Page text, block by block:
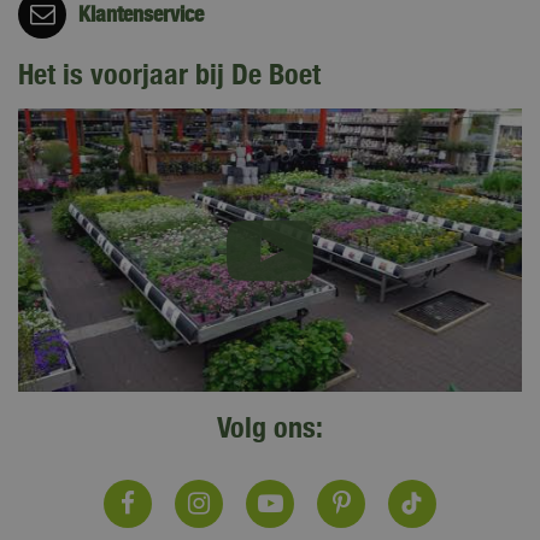
Klantenservice
Het is voorjaar bij De Boet
Volg ons: